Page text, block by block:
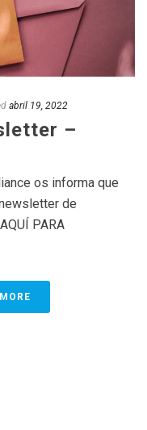
abril 19, 2022
–
os informa que
de
PARA